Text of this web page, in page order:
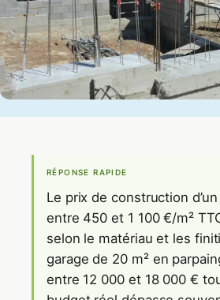
RÉPONSE RAPIDE
Le prix de construction
entre 450 et 1 100 €/m²
selon le matériau et les
garage de 20 m² en
entre 12 000 et 18 000 €